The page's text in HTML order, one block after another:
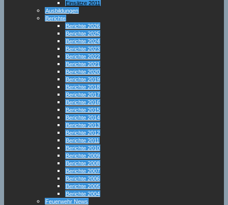
Einsätze 2011
Ausbildungen
Berichte
Berichte 2026
Berichte 2025
Berichte 2024
Berichte 2023
Berichte 2022
Berichte 2021
Berichte 2020
Berichte 2019
Berichte 2018
Berichte 2017
Berichte 2016
Berichte 2015
Berichte 2014
Berichte 2013
Berichte 2012
Berichte 2011
Berichte 2010
Berichte 2009
Berichte 2008
Berichte 2007
Berichte 2006
Berichte 2005
Berichte 2004
Feuerwehr News